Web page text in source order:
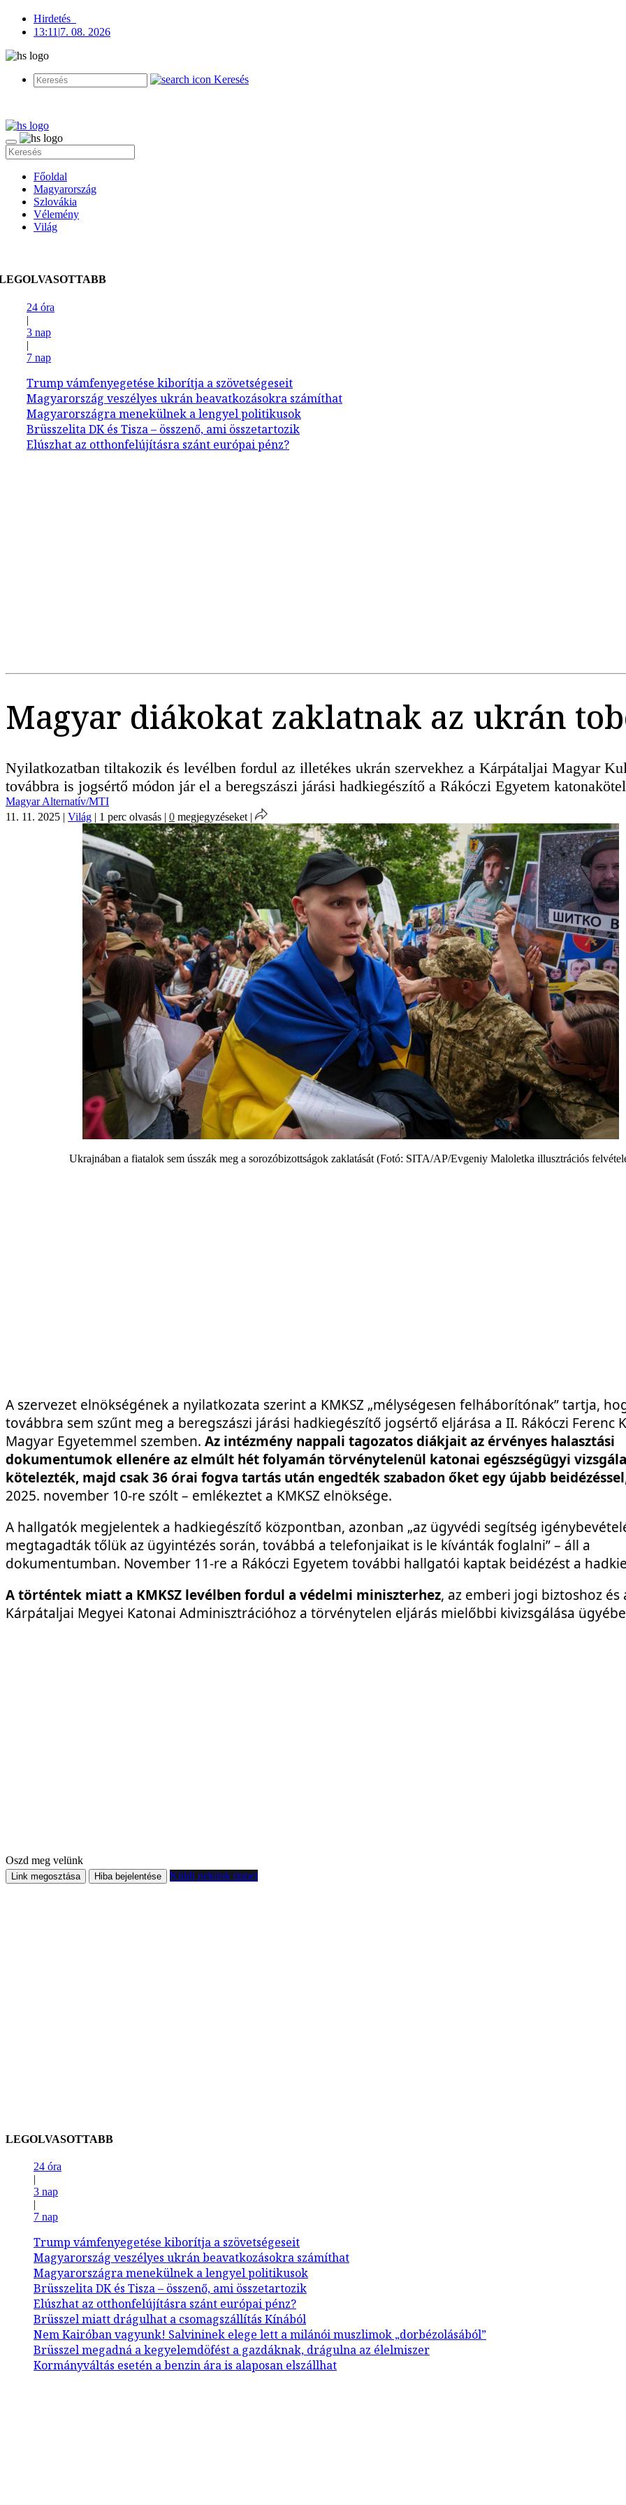
Hirdetés
13:11 |7. 08. 2026
Keresés
Főoldal
Magyarország
Szlovákia
Vélemény
Világ
24 óra
|
3 nap
|
7 nap
Magyar diákokat zaklatnak az ukrán
Nyilatkozatban tiltakozik és levélben fordul az illetékes ukrán szervekhez a Kárpátaljai Magyar
továbbra is jogsértő módon jár el a beregszászi járási hadkiegészítő a Rákóczi Egyetem
Magyar Alternatív/MTI
11. 11. 2025 | Világ | 1 perc olvasás | 0 megjegyzéseket |
Ukrajnában a fiatalok sem ússzák meg a sorozóbizottságok zaklatását (Fotó: SITA/AP/Evgeniy Maloletka illusztrációs
A szervezet elnökségének a nyilatkozata szerint a KMKSZ „mélységesen felháborítónak” tartja,
továbbra sem szűnt meg a beregszászi járási hadkiegészítő jogsértő eljárása a II. Rákóczi Ferenc
Magyar Egyetemmel szemben. Az intézmény nappali tagozatos diákjait az érvényes halasztási
dokumentumok ellenére az elmúlt hét folyamán törvénytelenül katonai egészségügyi
kötelezték, majd csak 36 órai fogva tartás után engedték szabadon őket egy újabb beidézéssel
2025. november 10-re szólt – emlékeztet a KMKSZ elnöksége.
A hallgatók megjelentek a hadkiegészítő központban, azonban „az ügyvédi segítség
megtagadták tőlük az ügyintézés során, továbbá a telefonjaikat is le kívánták foglalni” – áll a
dokumentumban. November 11-re a Rákóczi Egyetem további hallgatói kaptak beidézést a
A történtek miatt a KMKSZ levélben fordul a védelmi miniszterhez, az emberi jogi biztoshoz és
Kárpátaljai Megyei Katonai Adminisztrációhoz a törvénytelen eljárás mielőbbi kivizsgálása
Oszd meg velünk
Link megosztása Hiba bejelentése Küldj nekünk tippet
LEGOLVASOTTABB
24 óra
|
3 nap
|
7 nap